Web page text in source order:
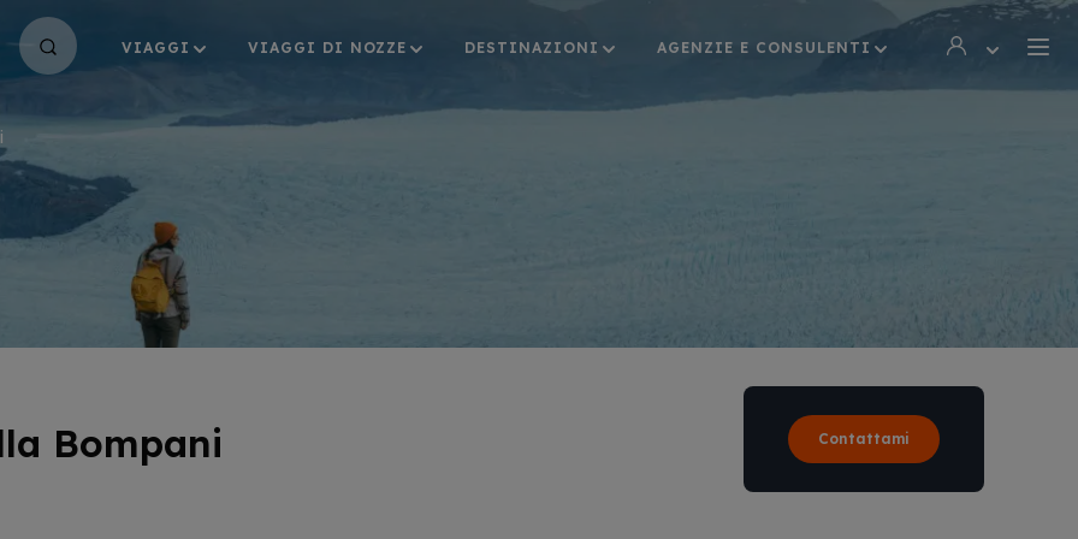
VIAGGI VIAGGI DI NOZZE DESTINAZIONI AGENZIE E CONSULENTI
Bompani Contattami